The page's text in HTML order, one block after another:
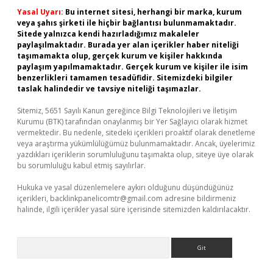
Yasal Uyarı: Bu internet sitesi, herhangi bir marka, kurum
veya şahıs şirketi ile hiçbir bağlantısı bulunmamaktadır.
Sitede yalnızca kendi hazırladığımız makaleler
paylaşılmaktadır. Burada yer alan içerikler haber niteliği
taşımamakta olup, gerçek kurum ve kişiler hakkında
paylaşım yapılmamaktadır. Gerçek kurum ve kişiler ile isim
benzerlikleri tamamen tesadüfidir. Sitemizdeki bilgiler
taslak halindedir ve tavsiye niteliği taşımazlar.
Sitemiz, 5651 Sayılı Kanun gereğince Bilgi Teknolojileri ve İletişim
Kurumu (BTK) tarafından onaylanmış bir Yer Sağlayıcı olarak hizmet
vermektedir. Bu nedenle, sitedeki içerikleri proaktif olarak denetleme
veya araştırma yükümlülüğümüz bulunmamaktadır. Ancak, üyelerimiz
yazdıkları içeriklerin sorumluluğunu taşımakta olup, siteye üye olarak
bu sorumluluğu kabul etmiş sayılırlar.
Hukuka ve yasal düzenlemelere aykırı olduğunu düşündüğünüz
içerikleri, backlinkpanelicomtr@gmail.com adresine bildirmeniz
halinde, ilgili içerikler yasal süre içerisinde sitemizden kaldırılacaktır.